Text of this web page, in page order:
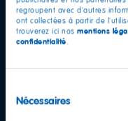
regroupent avec d'autres
ont collectées à partir de
trouverez ici nos mentions
confidentialité.
duNécessaires